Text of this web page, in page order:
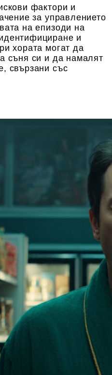
фактори и
за управлението
на епизоди на
и
хората могат да
съня си и да намалят
свързани със